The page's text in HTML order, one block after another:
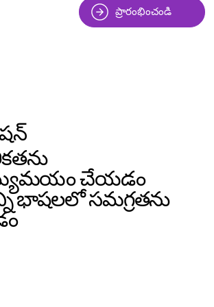
చేయడం
భాషలలో సమగ్రతను
ప్రారంభించండి